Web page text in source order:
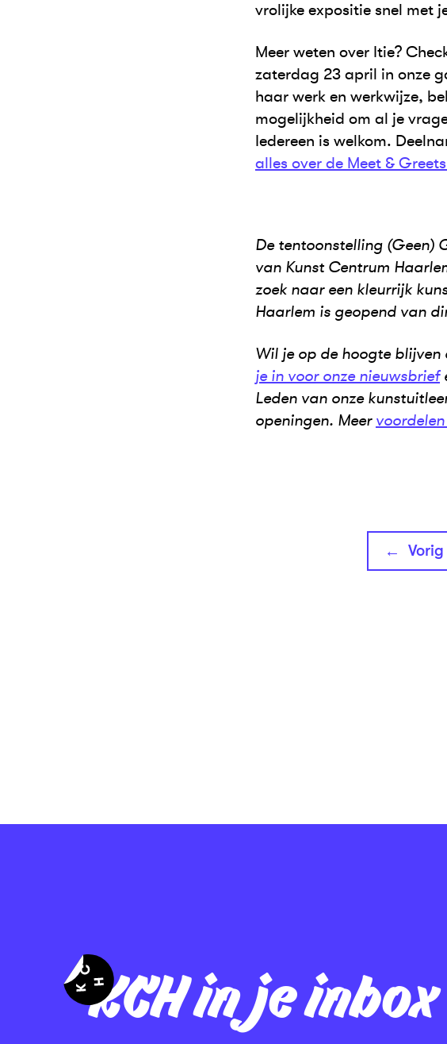
vrolijke expositie snel met
Meer weten over Itie?
zaterdag 23 april in onze
haar werk en werkwijze,
mogelijkheid om al je
Iedereen is welkom.
alles over de Meet &
De tentoonstelling (Geen)
van Kunst Centrum
zoek naar een kleurrijk
Haarlem is geopend van
Wil je op de hoogte
je in voor onze nieuwsbrief
Leden van onze
openingen. Meer
KCH in je inbox